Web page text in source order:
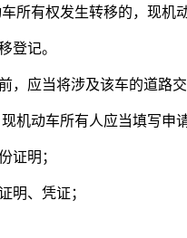
所有权发生转移的，现机
登记。
，应当将涉及该车的道路
机动车所有人应当填写申
证明；
明、凭证；